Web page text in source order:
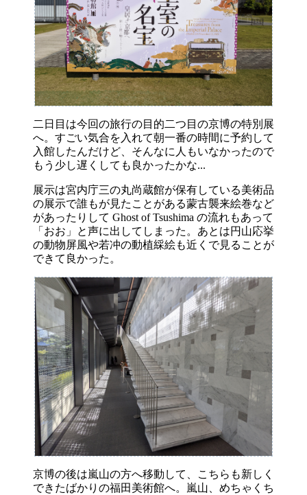
二日目は今回の旅行の目的二つ目の京博の特別展
へ。すごい気合を入れて朝一番の時間に予約して
入館したんだけど、そんなに人もいなかったので
もう少し遅くしても良かったかな...
展示は宮内庁三の丸尚蔵館が保有している美術品
の展示で誰もが見たことがある蒙古襲来絵巻など
があったりして Ghost of Tsushima の流れもあって
「おお」と声に出してしまった。あとは円山応挙
の動物屏風や若冲の動植綵絵も近くで見ることが
できて良かった。
京博の後は嵐山の方へ移動して、こちらも新しく
できたばかりの福田美術館へ。嵐山、めちゃくち